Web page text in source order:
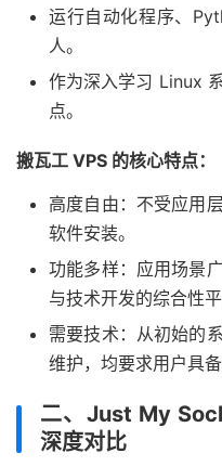
运行自动化程序、
人。
作为深入学习 Linux
点。
搬瓦工 VPS 的核心特点：
高度自由：不受应用
软件安装。
功能多样：应用场景
与技术开发的综合性平
需要技术：从初始的
维护，均要求用户具
二、Just My
深度对比